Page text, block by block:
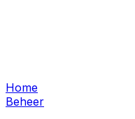
Home
Beheer